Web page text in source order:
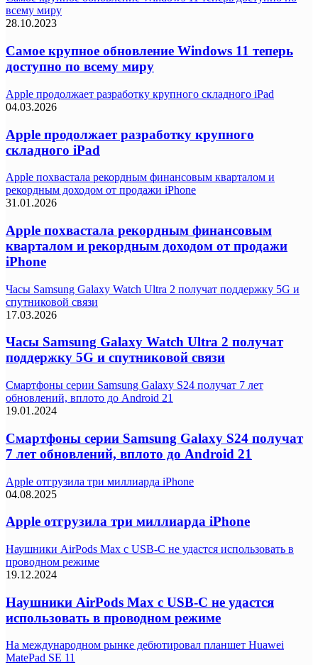
всему миру
28.10.2023
Самое крупное обновление Windows 11 теперь
доступно по всему миру
Apple продолжает разработку крупного складного iPad
04.03.2026
Apple продолжает разработку крупного
складного iPad
Apple похвастала рекордным финансовым кварталом и
рекордным доходом от продажи iPhone
31.01.2026
Apple похвастала рекордным финансовым
кварталом и рекордным доходом от продажи
iPhone
Часы Samsung Galaxy Watch Ultra 2 получат поддержку 5G и
спутниковой связи
17.03.2026
Часы Samsung Galaxy Watch Ultra 2 получат
поддержку 5G и спутниковой связи
Смартфоны серии Samsung Galaxy S24 получат 7 лет
обновлений, вплото до Android 21
19.01.2024
Смартфоны серии Samsung Galaxy S24 получат
7 лет обновлений, вплото до Android 21
Apple отгрузила три миллиарда iPhone
04.08.2025
Apple отгрузила три миллиарда iPhone
Наушники AirPods Max с USB-C не удастся использовать в
проводном режиме
19.12.2024
Наушники AirPods Max с USB-C не удастся
использовать в проводном режиме
На международном рынке дебютировал планшет Huawei
MatePad SE 11